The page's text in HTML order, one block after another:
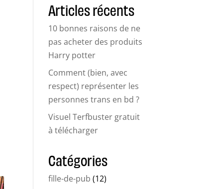
Articles récents
10 bonnes raisons de ne
pas acheter des produits
Harry potter
Comment (bien, avec
respect) représenter les
personnes trans en bd ?
Visuel Terfbuster gratuit
à télécharger
Catégories
fille-de-pub (12)